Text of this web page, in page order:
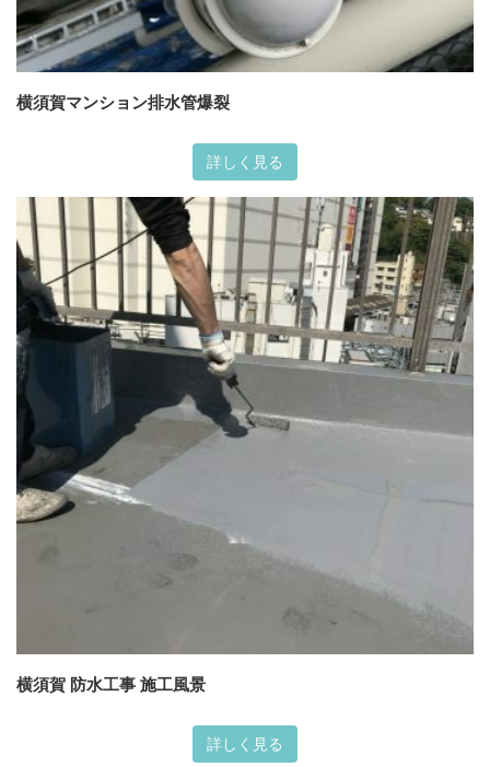
横須賀マンション排水管爆裂
詳しく見る
横須賀 防水工事 施工風景
詳しく見る